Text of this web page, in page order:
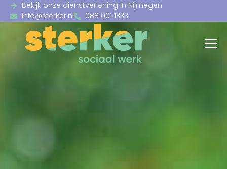
Bekijk onze dienstverlening in Nijmegen
info@sterker.nl
088 001 1333